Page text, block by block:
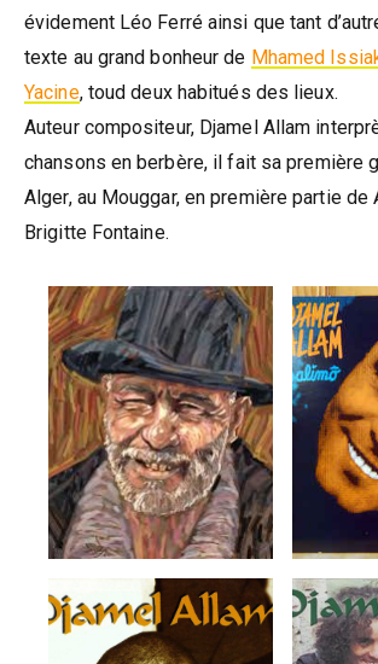
évidement Léo Ferré ainsi que tant
texte au grand bonheur de Mhamed
Yacine, toud deux habitués des lieux.
Auteur compositeur, Djamel Allam
chansons en berbère, il fait sa première
Alger, au Mouggar, en première partie de
Brigitte Fontaine.